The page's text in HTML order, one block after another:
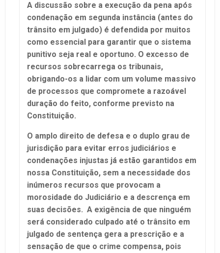
A discussão sobre a execução da pena após
condenação em segunda instância (antes do
trânsito em julgado) é defendida por muitos
como essencial para garantir que o sistema
punitivo seja real e oportuno. O excesso de
recursos sobrecarrega os tribunais,
obrigando-os a lidar com um volume massivo
de processos que compromete a razoável
duração do feito, conforme previsto na
Constituição.
O amplo direito de defesa e o duplo grau de
jurisdição para evitar erros judiciários e
condenações injustas já estão garantidos em
nossa Constituição, sem a necessidade dos
inúmeros recursos que provocam a
morosidade do Judiciário e a descrença em
suas decisões. A exigência de que ninguém
será considerado culpado até o trânsito em
julgado de sentença gera a prescrição e a
sensação de que o crime compensa, pois